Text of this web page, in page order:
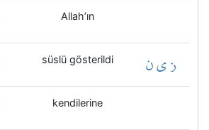
Allah’ın
süslü gösterildi ز ي ن
kendilerine